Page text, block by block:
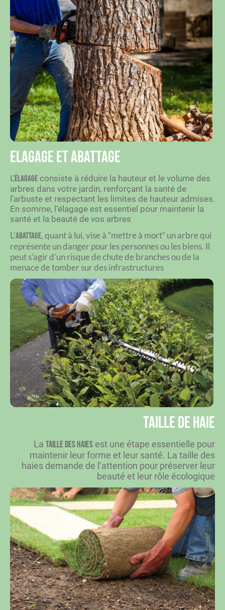
Elagage et abattage
L’élagage consiste à réduire la hauteur et le volume des
arbres dans votre jardin, renforçant la santé de
l’arbuste et respectant les limites de hauteur admises.
En somme, l’élagage est essentiel pour maintenir la
santé et la beauté de vos arbres
L’abattage, quant à lui, vise à “mettre à mort” un arbre qui
représente un danger pour les personnes ou les biens. Il
peut s’agir d’un risque de chute de branches ou de la
menace de tomber sur des infrastructures
Taille de haie
La taille des haies est une étape essentielle pour
maintenir leur forme et leur santé. La taille des
haies demande de l’attention pour préserver leur
beauté et leur rôle écologique